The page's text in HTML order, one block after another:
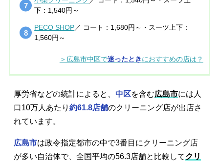
下：1,540円～
PECO SHOP／ コート：1,680円～・スーツ上下：
1,560円～
＞広島市中区で迷ったとき におすすめの店は？
厚労省などの統計によると、 中区を含む広島市には人
口10万人あたり 約61.8店舗のクリーニング店が出店さ
れています。
広島市は政令指定都市の中で3番目にクリーニング店
が多い自治体で、全国平均の56.3店舗と比較してクリ